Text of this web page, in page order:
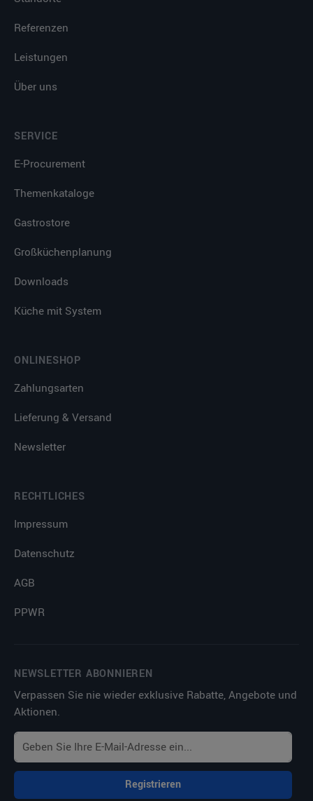
Referenzen
Leistungen
Über uns
SERVICE
E-Procurement
Themenkataloge
Gastrostore
Großküchenplanung
Downloads
Küche mit System
ONLINESHOP
Zahlungsarten
Lieferung & Versand
Newsletter
RECHTLICHES
Impressum
Datenschutz
AGB
PPWR
NEWSLETTER ABONNIEREN
Verpassen Sie nie wieder exklusive Rabatte, Angebote und
Aktionen.
Registrieren